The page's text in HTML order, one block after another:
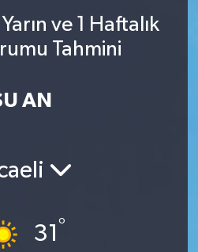
ve 1 Haftalık
Tahmini
AN
31 °